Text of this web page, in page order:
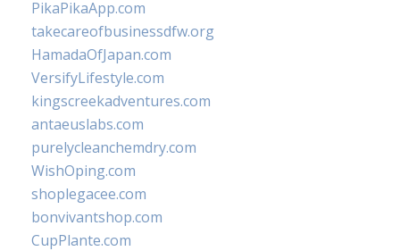
PikaPikaApp.com
takecareofbusinessdfw.org
HamadaOfJapan.com
VersifyLifestyle.com
kingscreekadventures.com
antaeuslabs.com
purelycleanchemdry.com
WishOping.com
shoplegacee.com
bonvivantshop.com
CupPlante.com